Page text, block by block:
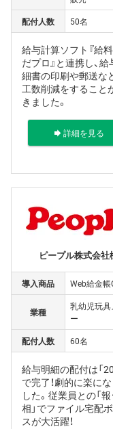
配付人数
50名
給与計算ソフト『給
だプロ』と連携し、給
細書の印刷や郵送な
工数削減をすること
きました。
詳細を見る
ピープル株式会社
導入商品 Web給金
業種
乳幼児玩具
ー
配付人数
60名
給与明細の配付は「20
で完了！劇的に楽に
した。従業員との「報
相」でファイル宅配
スが大活躍！